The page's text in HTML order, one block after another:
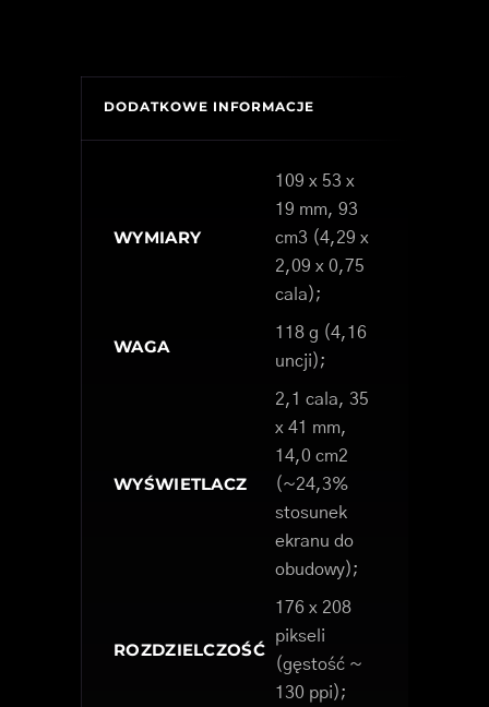
DODATKOWE INFORMACJE
WYMIARY
109 x 53 x
19 mm, 93
cm3 (4,29 x
2,09 x 0,75
cala);
WAGA
118 g (4,16
uncji);
WYŚWIETLACZ
2,1 cala, 35
x 41 mm,
14,0 cm2
(~24,3%
stosunek
ekranu do
obudowy);
ROZDZIELCZOŚĆ
176 x 208
pikseli
(gęstość ~
130 ppi);